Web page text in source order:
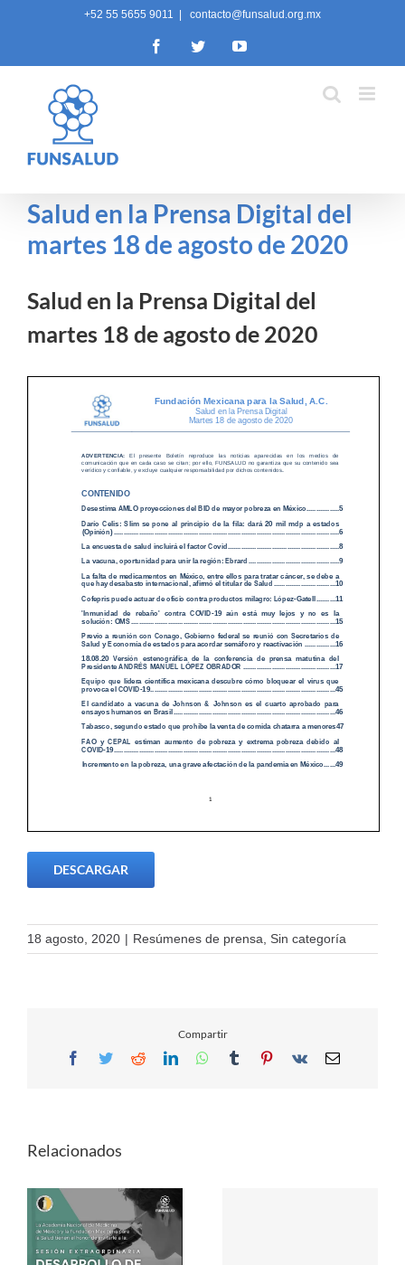
+52 55 5655 9011 contacto@funsalud.org.mx
FacebookTwitterYouTube
Salud en la Prensa Digital del
martes 18 de agosto de 2020
Salud en la Prensa Digital del
martes 18 de agosto de 2020
DESCARGAR
18 agosto, 2020 | Resúmenes de prensa, Sin categoría
Compartir
Facebook
TwitterRedditLinkedInWhatsApp
TumblrPinterest
Vk Email
Relacionados